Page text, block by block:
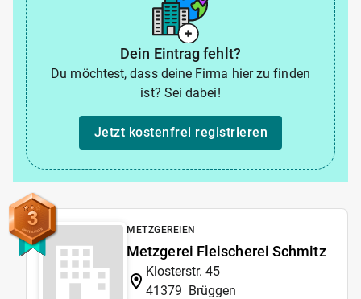
Dein Eintrag fehlt?
Du möchtest, dass deine Firma hier zu finden
ist? Sei dabei!
Jetzt kostenfrei registrieren
3 METZGEREIEN
Metzgerei Fleischerei Schmitz
Klosterstr. 45
41379 Brüggen